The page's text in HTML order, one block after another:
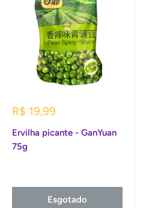
Preço
R$ 19,99
Ervilha picante - GanYuan
75g
Esgotado